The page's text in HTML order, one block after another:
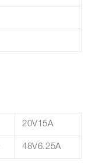
20V15A
48V6.25A